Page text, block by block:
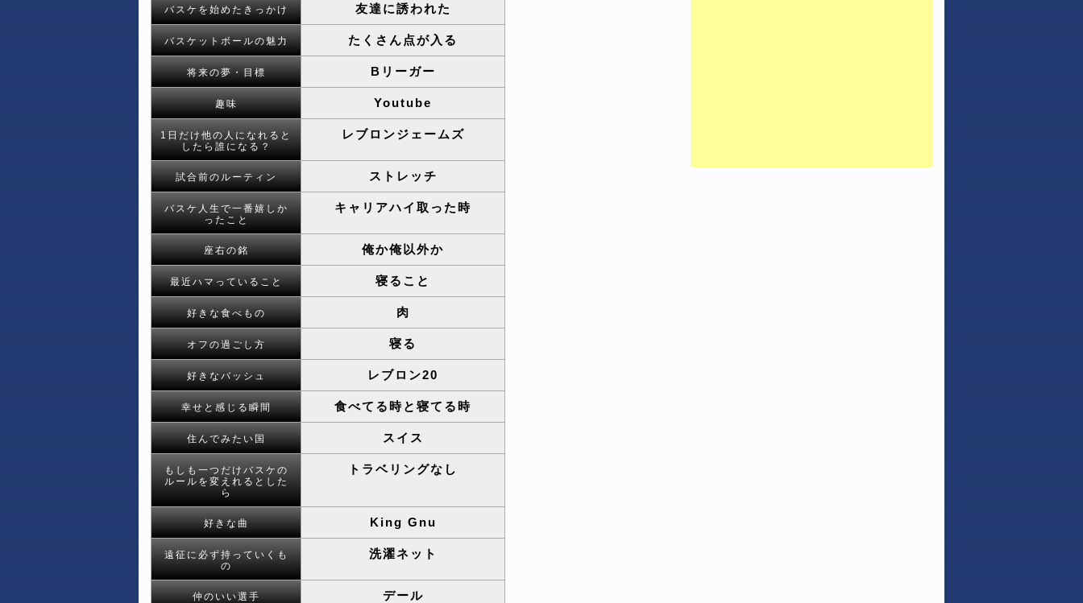
バスケを始めたきっかけ 友達に誘われた
バスケットボールの魅力 たくさん点が入る
将来の夢・目標 Bリーガー
趣味 Youtube
1日だけ他の人になれると
したら誰になる？
レブロンジェームズ
試合前のルーティン ストレッチ
バスケ人生で一番嬉しか
ったこと
キャリアハイ取った時
座右の銘 俺か俺以外か
最近ハマっていること 寝ること
好きな食べもの 肉
オフの過ごし方 寝る
好きなバッシュ レブロン20
幸せと感じる瞬間 食べてる時と寝てる時
住んでみたい国 スイス
もしも一つだけバスケの
ルールを変えれるとした
ら
トラベリングなし
好きな曲 King Gnu
遠征に必ず持っていくも
の
洗濯ネット
仲のいい選手 デール